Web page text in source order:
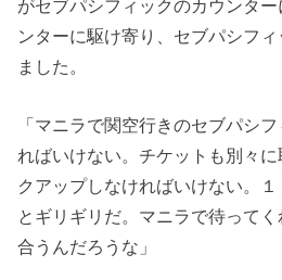
がセブパシフィックのカウンタ
ンターに駆け寄り、セブパシフ
ました。
「マニラで関空行きのセブパシ
ればいけない。チケットも別々
クアップしなければいけない。
とギリギリだ。マニラで待って
合うんだろうな」